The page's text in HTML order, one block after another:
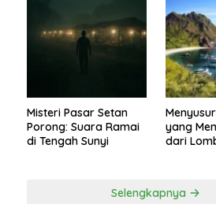
Misteri Pasar Setan
Porong: Suara Ramai
di Tengah Sunyi
yang
dari
Selengkapnya